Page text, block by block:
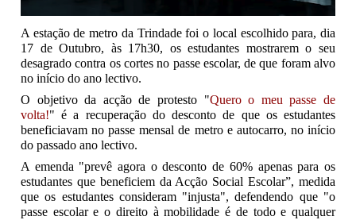
A estação de metro da Trindade foi o local escolhido para, dia
17 de Outubro, às 17h30, os estudantes mostrarem o seu
desagrado contra os cortes no passe escolar, de que foram alvo
no início do ano lectivo.
O objetivo da acção de protesto "Quero o meu passe de
volta!" é a recuperação do desconto de que os estudantes
beneficiavam no passe mensal de metro e autocarro, no início
do passado ano lectivo.
A emenda "prevê agora o desconto de 60% apenas para os
estudantes que beneficiem da Acção Social Escolar”, medida
que os estudantes consideram "injusta", defendendo que "o
passe escolar e o direito à mobilidade é de todo e qualquer